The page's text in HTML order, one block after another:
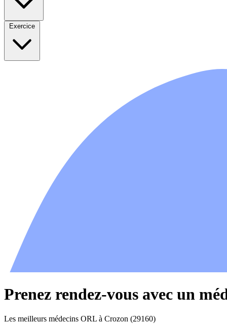
Exercice
Prenez rendez-vous avec un
Les meilleurs médecins ORL à Crozon (29160)